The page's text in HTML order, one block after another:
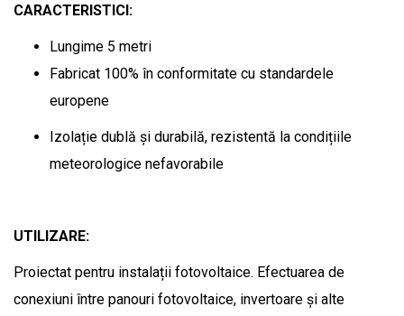
CARACTERISTICI:
Lungime 5 metri
Fabricat 100% în conformitate cu standardele
europene
Izolație dublă și durabilă, rezistentă la condițiile
meteorologice nefavorabile
UTILIZARE:
Proiectat pentru instalații fotovoltaice. Efectuarea de
conexiuni între panouri fotovoltaice, invertoare și alte